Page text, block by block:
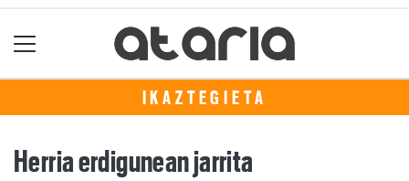
IKAZTEGIETA
Herria erdigunean jarrita